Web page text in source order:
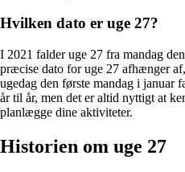
Hvilken dato er uge 27?
I 2021 falder uge 27 fra mandag
præcise dato for uge 27 afhænger
ugedag den første mandag i januar
år til år, men det er altid nyttigt at
planlægge dine aktiviteter.
Historien om uge 27